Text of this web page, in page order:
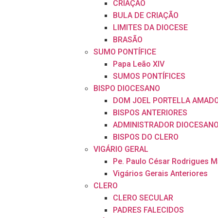
CRIAÇÃO
BULA DE CRIAÇÃO
LIMITES DA DIOCESE
BRASÃO
SUMO PONTÍFICE
Papa Leão XIV
SUMOS PONTÍFICES
BISPO DIOCESANO
DOM JOEL PORTELLA
BISPOS ANTERIORES
ADMINISTRADOR DIOCESANO
BISPOS DO CLERO
VIGÁRIO GERAL
Pe. Paulo César Rodrigues
Vigários Gerais Anteriores
CLERO
CLERO SECULAR
PADRES FALECIDOS